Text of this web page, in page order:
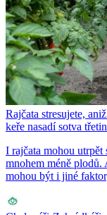
Rajčata stresujete,
keře nasadí sotva
I rajčata mohou utrpět
mnohem méně
mohou být i jiné